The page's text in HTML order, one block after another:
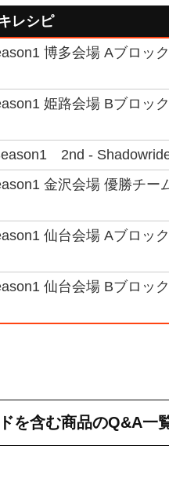
レシピ
博多会場 Aブロッ
姫路会場 Bブロ
2nd -
金沢会場 優勝チ
仙台会場 Aブロ
仙台会場 Bブロ
を含む商品のQ&A一